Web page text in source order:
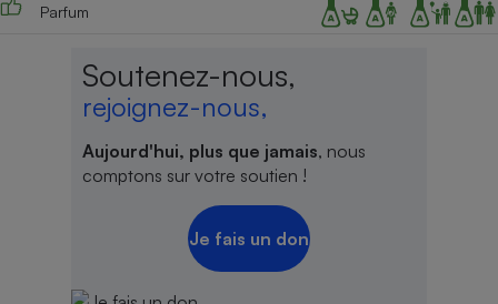
Parfum
Soutenez-nous,
rejoignez-nous,
Aujourd'hui, plus que jamais, nous
comptons sur votre soutien !
Je fais un don